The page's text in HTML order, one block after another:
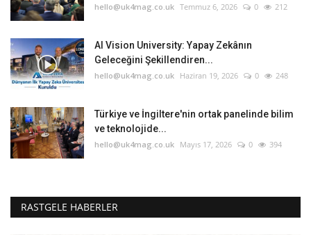
hello@uk4mag.co.uk Temmuz 6, 2026 0 212
AI Vision University: Yapay Zekânın
Geleceğini Şekillendiren...
hello@uk4mag.co.uk Haziran 19, 2026 0 248
Türkiye ve İngiltere'nin ortak panelinde bilim
ve teknolojide...
hello@uk4mag.co.uk Mayıs 17, 2026 0 394
RASTGELE HABERLER